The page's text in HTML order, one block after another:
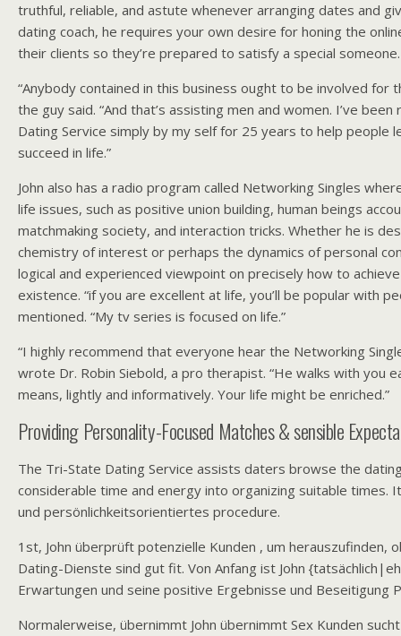
truthful, reliable, and astute whenever arranging dates and
dating coach, he requires your own desire for honing the
their clients so they’re prepared to satisfy a special someone.
“Anybody contained in this business ought to be involved for
the guy said. “And that’s assisting men and women. I’ve
Dating Service simply by my self for 25 years to help people
succeed in life.”
John also has a radio program called Networking Singles
life issues, such as positive union building, human beings
matchmaking society, and interaction tricks. Whether he is
chemistry of interest or perhaps the dynamics of personal
logical and experienced viewpoint on precisely how to
existence. “if you are excellent at life, you’ll be popular with
mentioned. “My tv series is focused on life.”
“I highly recommend that everyone hear the Networking
wrote Dr. Robin Siebold, a pro therapist. “He walks with you
means, lightly and informatively. Your life might be enriched.”
Providing Personality-Focused Matches & sensible
The Tri-State Dating Service assists daters browse the
considerable time and energy into organizing suitable times.
und persönlichkeitsorientiertes procedure.
1st, John überprüft potenzielle Kunden , um herauszufinden,
Dating-Dienste sind gut fit. Von Anfang ist John
Erwartungen und seine positive Ergebnisse und Beseitigung
Normalerweise, übernimmt John übernimmt Sex Kunden